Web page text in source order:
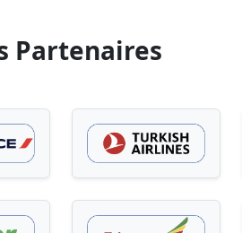
Partenaires